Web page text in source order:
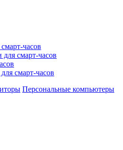
часов
смарт-часов
смарт-часов
Персональные компьютеры